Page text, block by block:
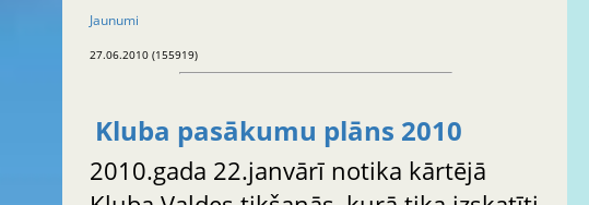
Jaunumi
27.06.2010 (155919)
Kluba pasākumu plāns 2010
2010.gada 22.janvārī notika kārtējā